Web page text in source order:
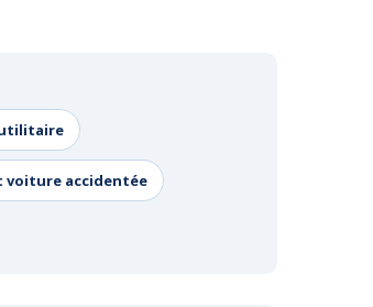
utilitaire
voiture accidentée